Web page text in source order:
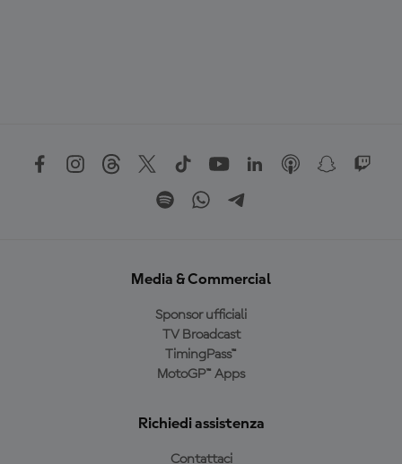
Media & Commercial
Sponsor ufficiali
TV Broadcast
TimingPass™
MotoGP™ Apps
Richiedi assistenza
Contattaci